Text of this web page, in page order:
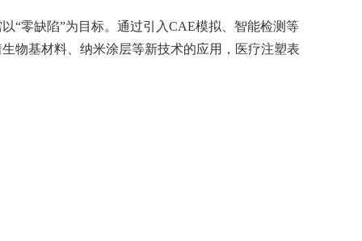
“零缺陷”为目标。通过引入CAE模拟、智能检测等
物基材料、纳米涂层等新技术的应用，医疗注塑表